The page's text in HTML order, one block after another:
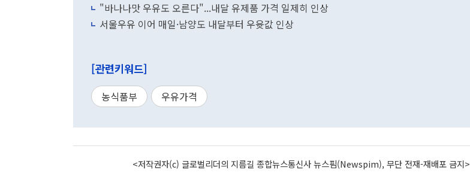
"바나나맛 우유도 오른다"...내달 유제품 가격 일제히 인상
서울우유 이어 매일·남양도 내달부터 우윳값 인상
[관련키워드]
농식품부 우유가격
<저작권자(c) 글로벌리더의 지름길 종합뉴스통신사 뉴스핌(Newspim), 무단 전재-재배포 금지>